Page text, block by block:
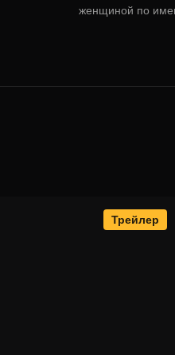
женщиной по
Трейлер